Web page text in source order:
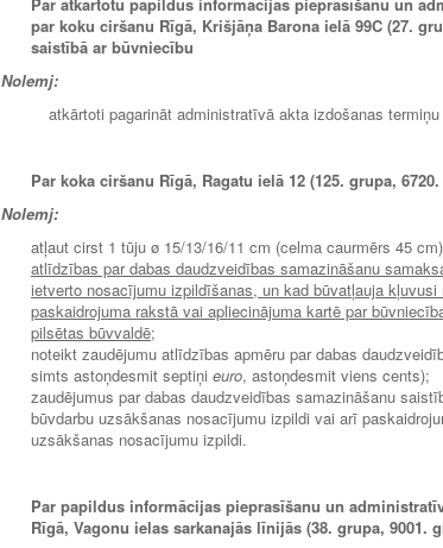
par koku ciršanu Rīgā, Krišjāņa Barona ielā 99C (27.
saistībā ar būvniecību
Nolemj:
atkārtoti pagarināt administratīvā akta izdošanas termiņu
Par koka ciršanu Rīgā, Ragatu ielā 12 (125. grupa,
Nolemj:
atļaut cirst 1 tūju ø 15/13/16/11 cm (celma caurmērs 45
atlīdzības par dabas daudzveidības samazināšanu
ietverto nosacījumu izpildīšanas, un kad būvatļauja
paskaidrojuma rakstā vai apliecinājuma kartē par
pilsētas būvvaldē;
noteikt zaudējumu atlīdzības apmēru par dabas
simts astoņdesmit septiņi euro, astoņdesmit viens cents);
zaudējumus par dabas daudzveidības samazināšanu
būvdarbu uzsākšanas nosacījumu izpildi vai arī
uzsākšanas nosacījumu izpildi.
Par papildus informācijas pieprasīšanu un
Rīgā, Vagonu ielas sarkanajās līnijās (38. grupa,